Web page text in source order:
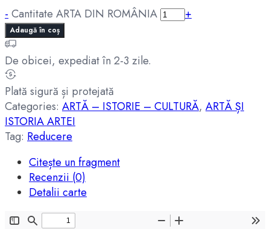
-Cantitate ARTA DIN ROMÂNIA +
Adaugă în coș
De obicei, expediat în 2-3 zile.
Plată sigură și protejată
Categories: ARTĂ – ISTORIE – CULTURĂ, ARTĂ ȘI
ISTORIA ARTEI
Tag: Reducere
Citește un fragment
Recenzii (0)
Detalii carte